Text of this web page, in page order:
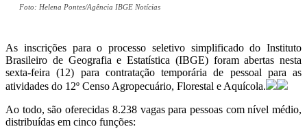
Foto: Helena Pontes/Agência IBGE Notícias
As inscrições para o processo seletivo simplificado do Instituto
Brasileiro de Geografia e Estatística (IBGE) foram abertas nesta
sexta-feira (12) para contratação temporária de pessoal para as
atividades do 12º Censo Agropecuário, Florestal e Aquícola.
Ao todo, são oferecidas 8.238 vagas para pessoas com nível médio,
distribuídas em cinco funções: